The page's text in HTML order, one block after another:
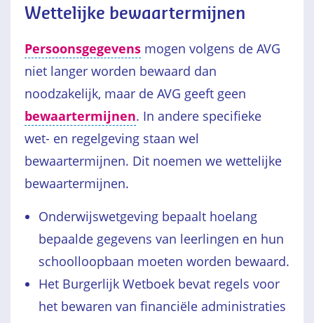
Wettelijke bewaartermijnen
Persoonsgegevens mogen volgens de AVG
niet langer worden bewaard dan
noodzakelijk, maar de AVG geeft geen
bewaartermijnen. In andere specifieke
wet- en regelgeving staan wel
bewaartermijnen. Dit noemen we wettelijke
bewaartermijnen.
Onderwijswetgeving bepaalt hoelang
bepaalde gegevens van leerlingen en hun
schoolloopbaan moeten worden bewaard.
Het Burgerlijk Wetboek bevat regels voor
het bewaren van financiële administraties